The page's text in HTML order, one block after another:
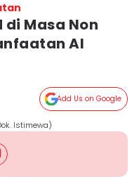
di Masa Non
AI
Add Us on Google
Istimewa)